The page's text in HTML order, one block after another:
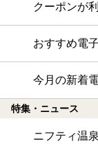
クーポンが
おすすめ電
今月の新着
特集・ニュース
ニフティ温